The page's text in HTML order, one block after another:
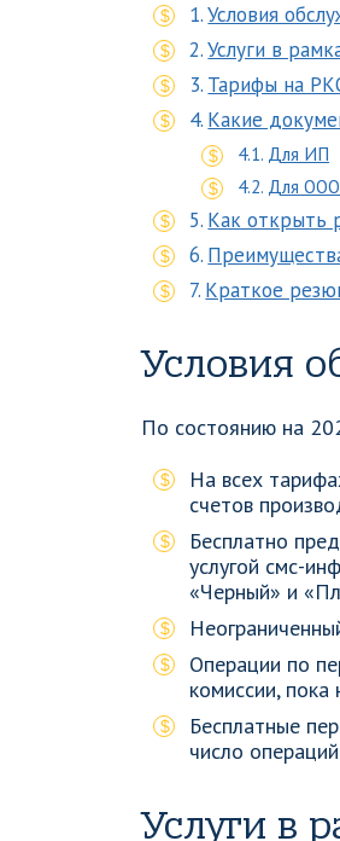
Условия
Услуги в
Тарифы на
Какие
Для ИП
Для ООО
Как открыть
Краткое
Условия
По состоянию на
На всех
счетов
Бесплатно
услугой смс-
«Черный» и
Операции по
комиссии,
Бесплатные
число
Услуги в